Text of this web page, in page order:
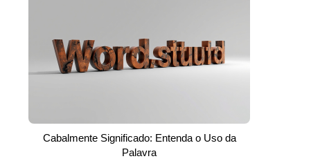
Cabalmente Significado: Entenda o Uso da
Palavra